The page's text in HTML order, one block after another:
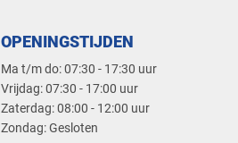
OPENINGSTIJDEN
Ma t/m do: 07:30 - 17:30 uur
​Vrijdag: 07:30 - 17:00 uur
​Zaterdag: 08:00 - 12:00 uur
​Zondag: Gesloten